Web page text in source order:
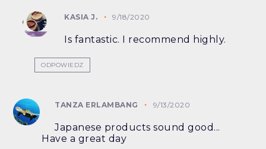
KASIA J. 9/18/2020
Is fantastic. I recommend highly.
ODPOWIEDZ
TANZA ERLAMBANG 9/13/2020
Japanese products sound good...
Have a great day